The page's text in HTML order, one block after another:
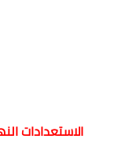
الاستعدادات